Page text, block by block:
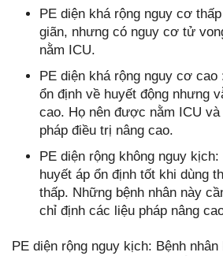
PE diện khá rộng nguy cơ
giãn, nhưng có nguy cơ tử
nằm ICU.
PE diện khá rộng nguy cơ cao
ổn định về huyết động nhưng
cao. Họ nên được nằm ICU
pháp điều trị nâng cao.
PE diện rộng không nguy
huyết áp ổn định tốt khi dùng
thấp. Những bệnh nhân này
chỉ định các liệu pháp nâng
PE diện rộng nguy kịch: Bệnh